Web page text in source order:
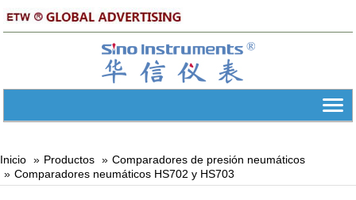
Inicio Productos
Comparadores de presión neumáticos
Comparadores neumáticos HS702 y HS703